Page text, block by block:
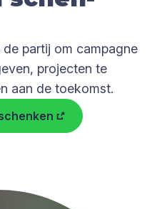
partij om campagne
projecten te
aan de toekomst.